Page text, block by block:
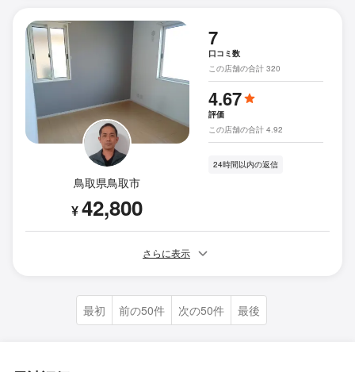
鳥取県鳥取市
¥42,800
7
口コミ数
この店舗の合計 320
4.67
評価
この店舗の合計 4.92
24時間以内の返信
さらに表示
最初 前の50件 次の50件 最後